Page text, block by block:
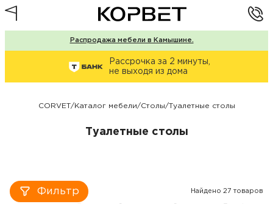
Распродажа мебели в Камышине.
Рассрочка за 2 минуты,
не выходя из дома
CORVET/Каталог мебели/Столы/Туалетные столы
Туалетные столы
Фильтр Найдено 27 товаров